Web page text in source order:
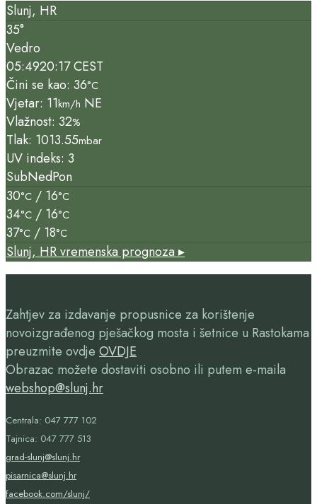
Slunj, HR
35°
Vedro
05:4920:17 CEST
Čini se kao: 36°C
Vjetar: 11km/h NE
Vlažnost: 32%
Tlak: 1013.55mbar
UV indeks: 3
SubNedPon
30°C / 16°C
34°C / 16°C
37°C / 18°C
Slunj, HRvremenska prognoza ▸
Zahtjev za izdavanje propusnice za korištenje
novoizgrađenog pješačkog mosta i šetnice u Rastokama
preuzmite ovdje OVDJE
Obrazac možete dostaviti osobno ili putem e-maila
webshop@slunj.hr
Centrala: 047 777 102
Tajnica: 047 777 513
grad-slunj@slunj.hr
pisarnica@slunj.hr
facebook.com/slunj/